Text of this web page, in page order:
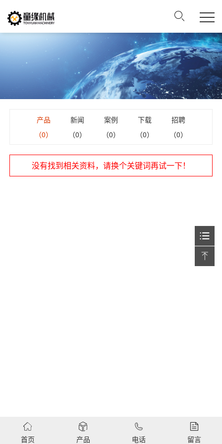
产品
（0）
新闻
（0）
案例
（0）
下载
（0）
招聘
（0）
没有找到相关资料，请换个关键词再试一下！
首页 产品 电话 留言